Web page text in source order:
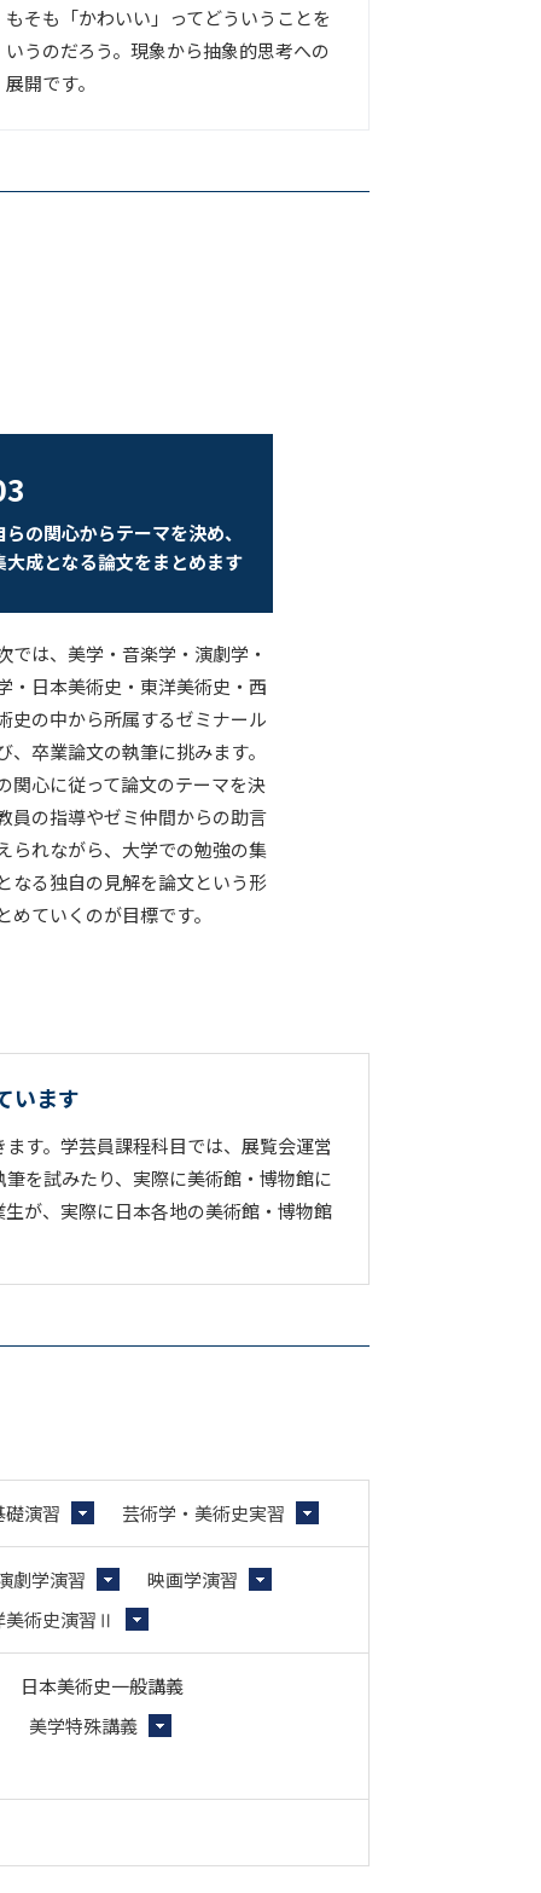
もそも「かわいい」ってどういうことを
いうのだろう。現象から抽象的思考への
展開です。
らの関心からテーマを決め、
大成となる論文をまとめます
では、美学・音楽学・演劇学・
・日本美術史・東洋美術史・西
史の中から所属するゼミナール
、卒業論文の執筆に挑みます。
関心に従って論文のテーマを決
員の指導やゼミ仲間からの助言
られながら、大学での勉強の集
なる独自の見解を論文という形
めていくのが目標です。
います
す。学芸員課程科目では、展覧会運営
を試みたり、実際に美術館・博物館に
が、実際に日本各地の美術館・博物館
礎演習 芸術学・美術史実習
劇学演習
映画学演習
美術史演習Ⅱ
日本美術史一般講義
美学特殊講義